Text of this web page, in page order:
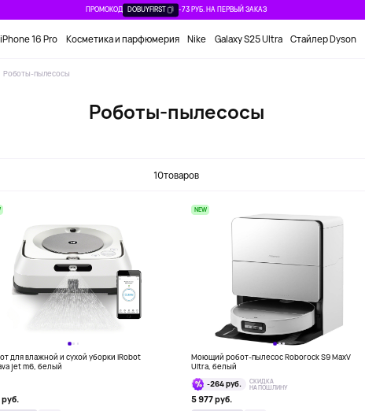
ПРОМОКОД DOBUYFIRST -73 РУБ. НА ПЕРВЫЙ ЗАКАЗ
iPhone 16 Pro Косметика и парфюмерия Nike Galaxy S25 Ultra Стайлер Dyson
Роботы-пылесосы
Роботы-пылесосы
10товаров
для влажной и сухой уборки iRobot
jet m6, белый
руб.
NEW
Моющий робот-пылесос Roborock S9 MaxV
Ultra, белый
-264 руб.
СКИДКА
НА ПОШЛИНУ
5 977 руб.